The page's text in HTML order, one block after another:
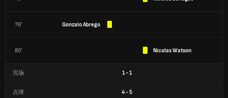
76' Gonzalo Abrego
80' Nicolas Watson
完场 1-1
点球 4-5